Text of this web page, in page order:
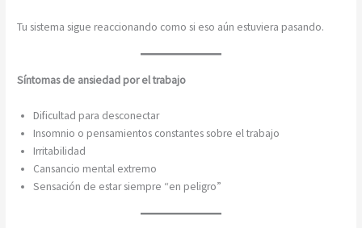
Tu sistema sigue reaccionando como si eso aún estuviera pasando.
Síntomas de ansiedad por el trabajo
Dificultad para desconectar
Insomnio o pensamientos constantes sobre el trabajo
Irritabilidad
Cansancio mental extremo
Sensación de estar siempre “en peligro”